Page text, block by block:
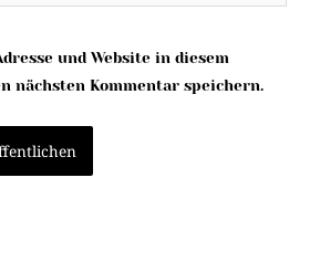
und Website in diesem
nächsten Kommentar speichern.